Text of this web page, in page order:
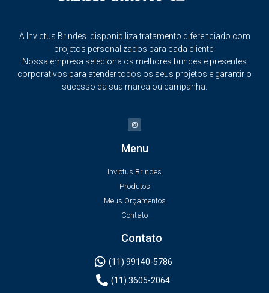
A Invictus Brindes disponibiliza tratamento diferenciado com
projetos personalizados para cada cliente.
Nossa empresa seleciona os melhores brindes e presentes
corporativos para atender todos os seus projetos e garantir o
sucesso da sua marca ou campanha.
Menu
Invictus Brindes
Produtos
Meus Orçamentos
Contato
Contato
(11) 99140-5786
(11) 3605-2064